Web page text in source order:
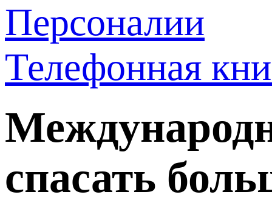
Персоналии
Телефонная
спасать